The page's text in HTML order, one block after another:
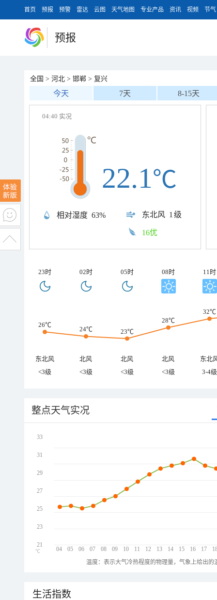
首页 预报 预警 雷达 云图 天气地图 专业产品 资讯 视频 节气
预报
全国 > 河北 > 邯郸 > 复兴
今天 7天 8-15天
04:40 实况
相对湿度 63% 东北风 1级
22.1℃
16优
23时 02时 05时 08时 11时
26℃
24℃ 23℃
28℃
32℃
东北风 北风 北风 北风
东北
<3级
<3级 <3级 <3级 3-4级
整点天气实况
04 05 06 07 08 09 10 11 12 13 14 15 16 17
33
31
29
27
25
23
21
℃
温度：表示大气冷热程度的物理量，气象上给出
生活指数